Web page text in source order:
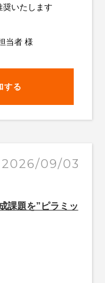
いたします
当者 様
する
2026/09/03
課題を”ピラミッ